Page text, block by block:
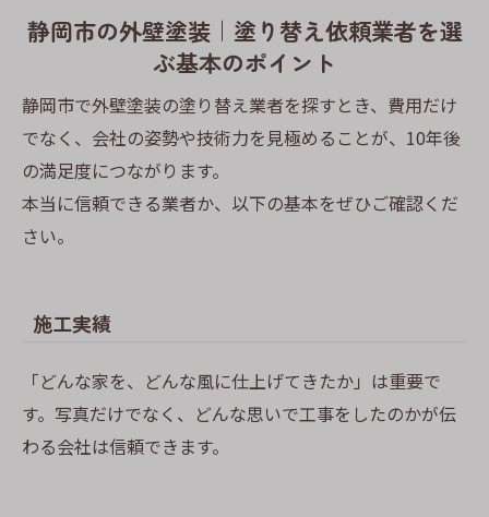
静岡市の外壁塗装｜塗り替え依頼業者を選
ぶ基本のポイント
静岡市で外壁塗装の塗り替え業者を探すとき、費用だけ
でなく、会社の姿勢や技術力を見極めることが、10年後
の満足度につながります。
本当に信頼できる業者か、以下の基本をぜひご確認くだ
さい。
施工実績
「どんな家を、どんな風に仕上げてきたか」は重要で
す。写真だけでなく、どんな思いで工事をしたのかが伝
わる会社は信頼できます。